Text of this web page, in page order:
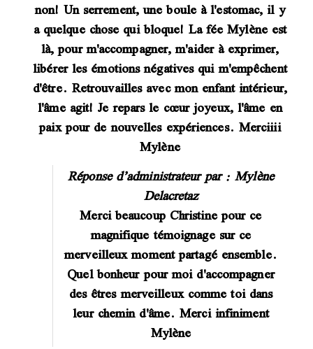
non! Un serrement, une boule à l'estomac, il y
a quelque chose qui bloque! La fée Mylène est
là, pour m'accompagner, m'aider à exprimer,
libérer les émotions négatives qui m'empêchent
d'être. Retrouvailles avec mon enfant intérieur,
l'âme agit! Je repars le cœur joyeux, l'âme en
paix pour de nouvelles expériences. Merciiii
Mylène
Réponse d’administrateur par : Mylène
Delacretaz
Merci beaucoup Christine pour ce
magnifique témoignage sur ce
merveilleux moment partagé ensemble.
Quel bonheur pour moi d'accompagner
des êtres merveilleux comme toi dans
leur chemin d'âme. Merci infiniment
Mylène